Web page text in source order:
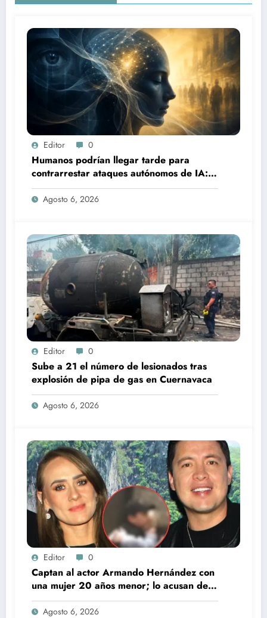
Editor 0
Humanos podrían llegar tarde para
contrarrestar ataques autónomos de IA:
experto
Agosto 6, 2026
Editor 0
Sube a 21 el número de lesionados tras
explosión de pipa de gas en Cuernavaca
Agosto 6, 2026
Editor 0
Captan al actor Armando Hernández con
una mujer 20 años menor; lo acusan de
infidelidad a su esposa
Agosto 6, 2026